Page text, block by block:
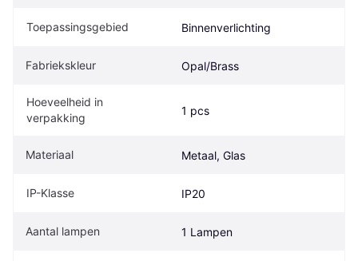
Toepassingsgebied Binnenverlichting
Fabriekskleur Opal/Brass
Hoeveelheid in
verpakking
1 pcs
Materiaal Metaal, Glas
IP-Klasse IP20
Aantal lampen 1 Lampen